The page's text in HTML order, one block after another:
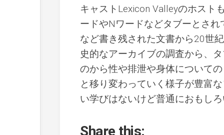
キャストLexicon Valleyのホスト
ードやNワードなどタブーとさ
など書き残された文書から20世
史的なアーカイブの調査から、
のから性や排泄や身体について
と移り変わっていく様子が豊富
い学びはないけど普通におもし
Share this: